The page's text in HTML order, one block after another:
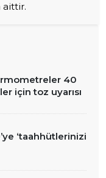
aittir.
40
için toz uyarısı
‘taahhütlerinizi